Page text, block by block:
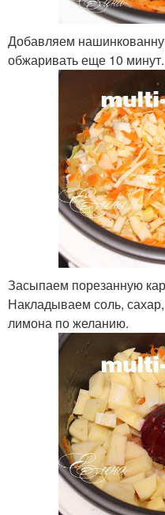
Добавляем
обжаривать еще 10 минут.
Засыпаем порезанную
Накладываем соль,
лимона по желанию.